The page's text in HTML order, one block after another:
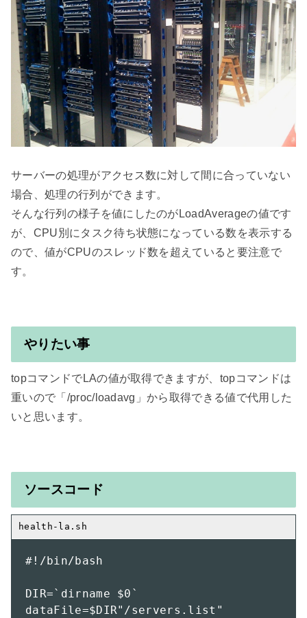
サーバーの処理がアクセス数に対して間に合っていない
場合、処理の行列ができます。
そんな行列の様子を値にしたのがLoadAverageの値です
が、CPU別にタスク待ち状態になっている数を表示する
ので、値がCPUのスレッド数を超えていると要注意で
やりたい事
topコマンドでLAの値が取得できますが、topコマンドは
重いので「/proc/loadavg」から取得できる値で代用した
いと思います。
ソースコード
#!/bin/bash
DIR=`dirname $0`
dataFile=$DIR"/servers.list"